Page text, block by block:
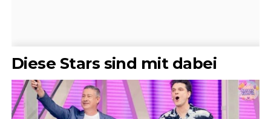
Diese Stars sind mit dabei